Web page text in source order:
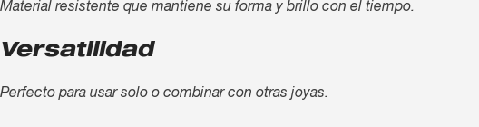
Material resistente que mantiene su forma y brillo con el tiempo.
Versatilidad
Perfecto para usar solo o combinar con otras joyas.